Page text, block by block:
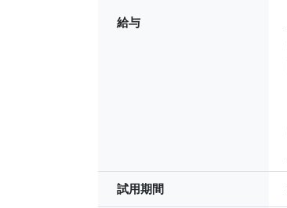
給与
試用期間